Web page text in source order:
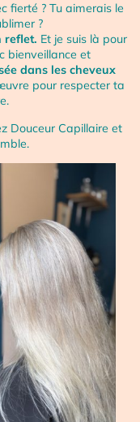
fierté ? Tu aimerais le
?
reflet. Et je suis là pour
bienveillance et
dans les cheveux
pour respecter ta
Douceur Capillaire et